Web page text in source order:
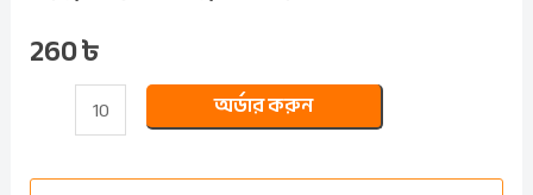
260৳
অর্ডার করুন